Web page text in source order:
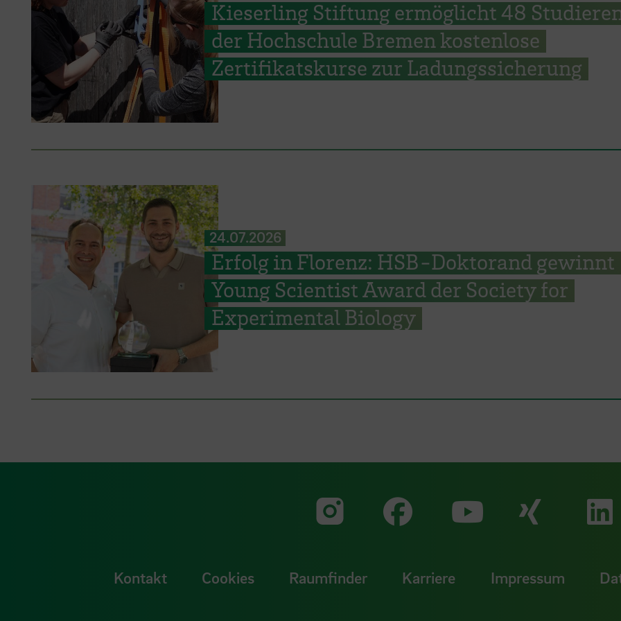
Kieserling Stiftung ermöglicht 48
der Hochschule Bremen kostenlose
Zertifikatskurse zur Ladungssicherung
24.07.2026
Erfolg in Florenz: HSB-Doktorand gewinnt
Young Scientist Award der Society for
Experimental Biology
Zu unserer
Zu
Kontakt Cookies Raumfinder Karriere Impressum